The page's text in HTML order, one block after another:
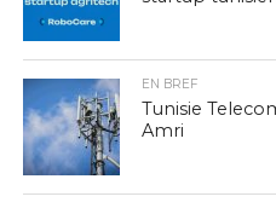
EN BREF
Tunisie
Amri